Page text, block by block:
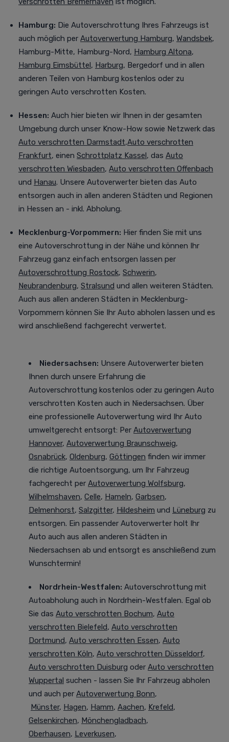
Hamburg: Die Autoverschrottung Ihres Fahrzeugs ist
auch möglich per Autoverwertung Hamburg, Wandsbek,
Hamburg-Mitte, Hamburg-Nord, Hamburg Altona,
Hamburg Eimsbüttel, Harburg, Bergedorf und in allen
anderen Teilen von Hamburg kostenlos oder zu
geringen Auto verschrotten Kosten.
Hessen: Auch hier bieten wir Ihnen in der gesamten
Umgebung durch unser Know-How sowie Netzwerk das
Auto verschrotten Darmstadt,Auto verschrotten
Frankfurt, einen Schrottplatz Kassel, das Auto
verschrotten Wiesbaden, Auto verschrotten Offenbach
und Hanau. Unsere Autoverwerter bieten das Auto
entsorgen auch in allen anderen Städten und Regionen
in Hessen an - inkl. Abholung.
Mecklenburg-Vorpommern: Hier finden Sie mit uns
eine Autoverschrottung in der Nähe und können Ihr
Fahrzeug ganz einfach entsorgen lassen per
Autoverschrottung Rostock, Schwerin,
Neubrandenburg, Stralsund und allen weiteren Städten.
Auch aus allen anderen Städten in Mecklenburg-
Vorpommern können Sie Ihr Auto abholen lassen und es
wird anschließend fachgerecht verwertet.
Niedersachsen: Unsere Autoverwerter bieten
Ihnen durch unsere Erfahrung die
Autoverschrottung kostenlos oder zu geringen Auto
verschrotten Kosten auch in Niedersachsen. Über
eine professionelle Autoverwertung wird Ihr Auto
umweltgerecht entsorgt: Per Autoverwertung
Hannover, Autoverwertung Braunschweig,
Osnabrück, Oldenburg, Göttingen finden wir immer
die richtige Autoentsorgung, um Ihr Fahrzeug
fachgerecht per Autoverwertung Wolfsburg,
Wilhelmshaven, Celle, Hameln, Garbsen,
Delmenhorst, Salzgitter, Hildesheim und Lüneburg zu
entsorgen. Ein passender Autoverwerter holt Ihr
Auto auch aus allen anderen Städten in
Niedersachsen ab und entsorgt es anschließend zum
Wunschtermin!
Nordrhein-Westfalen: Autoverschrottung mit
Autoabholung auch in Nordrhein-Westfalen. Egal ob
Sie das Auto verschrotten Bochum, Auto
verschrotten Bielefeld, Auto verschrotten
Dortmund, Auto verschrotten Essen, Auto
verschrotten Köln, Auto verschrotten Düsseldorf,
Auto verschrotten Duisburg oder Auto verschrotten
Wuppertal suchen - lassen Sie Ihr Fahrzeug abholen
und auch per Autoverwertung Bonn,
Münster, Hagen, Hamm, Aachen, Krefeld,
Gelsenkirchen, Mönchengladbach,
Oberhausen, Leverkusen,